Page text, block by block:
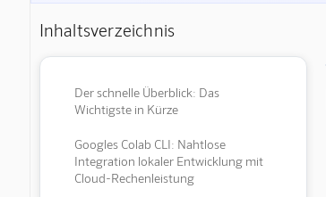
Inhaltsverzeichnis
Der schnelle Überblick: Das
Wichtigste in Kürze
Googles Colab CLI: Nahtlose
Integration lokaler Entwicklung mit
Cloud-Rechenleistung